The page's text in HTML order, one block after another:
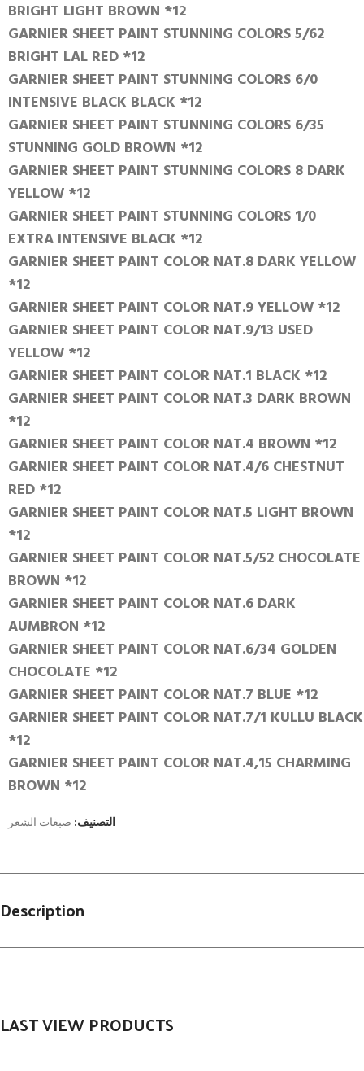
BRIGHT LIGHT BROWN *12
GARNIER SHEET PAINT STUNNING COLORS 5/62
BRIGHT LAL RED *12
GARNIER SHEET PAINT STUNNING COLORS 6/0
INTENSIVE BLACK BLACK *12
GARNIER SHEET PAINT STUNNING COLORS 6/35
STUNNING GOLD BROWN *12
GARNIER SHEET PAINT STUNNING COLORS 8 DARK
YELLOW *12
GARNIER SHEET PAINT STUNNING COLORS 1/0
EXTRA INTENSIVE BLACK *12
GARNIER SHEET PAINT COLOR NAT.8 DARK YELLOW
*12
GARNIER SHEET PAINT COLOR NAT.9 YELLOW *12
GARNIER SHEET PAINT COLOR NAT.9/13 USED
YELLOW *12
GARNIER SHEET PAINT COLOR NAT.1 BLACK *12
GARNIER SHEET PAINT COLOR NAT.3 DARK BROWN
*12
GARNIER SHEET PAINT COLOR NAT.4 BROWN *12
GARNIER SHEET PAINT COLOR NAT.4/6 CHESTNUT
RED *12
GARNIER SHEET PAINT COLOR NAT.5 LIGHT BROWN
*12
GARNIER SHEET PAINT COLOR NAT.5/52 CHOCOLATE
BROWN *12
GARNIER SHEET PAINT COLOR NAT.6 DARK
AUMBRON *12
GARNIER SHEET PAINT COLOR NAT.6/34 GOLDEN
CHOCOLATE *12
GARNIER SHEET PAINT COLOR NAT.7 BLUE *12
GARNIER SHEET PAINT COLOR NAT.7/1 KULLU BLACK
*12
GARNIER SHEET PAINT COLOR NAT.4,15 CHARMING
BROWN *12
التصنيف: صبغات الشعر
Description
LAST VIEW PRODUCTS